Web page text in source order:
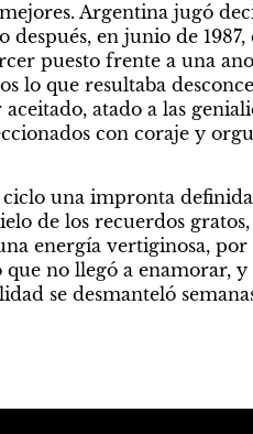
Argentina jugó
en junio de
puesto frente a una
lo que resultaba
atado a las
con coraje y
ciclo una impronta
de los recuerdos
energía vertiginosa,
no llegó a enamorar,
se desmanteló